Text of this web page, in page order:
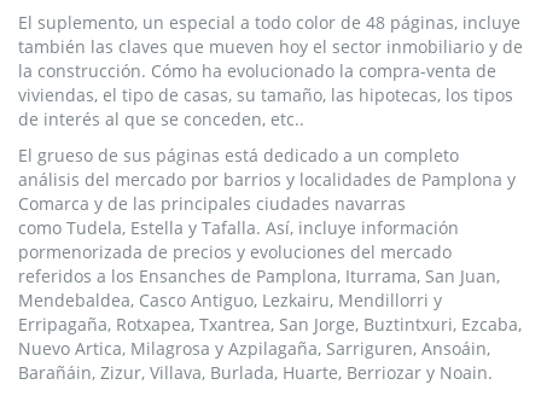
El suplemento, un especial a todo color de 48 páginas, incluye
también las claves que mueven hoy el sector inmobiliario y de
la construcción. Cómo ha evolucionado la compra-venta de
viviendas, el tipo de casas, su tamaño, las hipotecas, los tipos
de interés al que se conceden, etc..
El grueso de sus páginas está dedicado a un completo
análisis del mercado por barrios y localidades de Pamplona y
Comarca y de las principales ciudades navarras
como Tudela, Estella y Tafalla. Así, incluye información
pormenorizada de precios y evoluciones del mercado
referidos a los Ensanches de Pamplona, Iturrama, San Juan,
Mendebaldea, Casco Antiguo, Lezkairu, Mendillorri y
Erripagaña, Rotxapea, Txantrea, San Jorge, Buztintxuri, Ezcaba,
Nuevo Artica, Milagrosa y Azpilagaña, Sarriguren, Ansoáin,
Barañáin, Zizur, Villava, Burlada, Huarte, Berriozar y Noain.